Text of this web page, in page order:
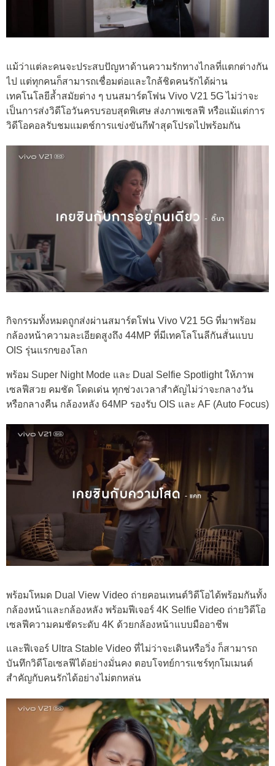
แม้ว่าแต่ละคนจะประสบปัญหาด้านความรักทางไกลที่แตกต่างกัน
ไป แต่ทุกคนก็สามารถเชื่อมต่อและใกล้ชิดคนรักได้ผ่าน
เทคโนโลยีล้ำสมัยต่าง ๆ บนสมาร์ตโฟน Vivo V21 5G ไม่ว่าจะ
เป็นการส่งวิดีโอวันครบรอบสุดพิเศษ ส่งภาพเซลฟี หรือแม้แต่การ
วิดีโอคอลรับชมแมตช์การแข่งขันกีฬาสุดโปรดไปพร้อมกัน
กิจกรรมทั้งหมดถูกส่งผ่านสมาร์ตโฟน Vivo V21 5G ที่มาพร้อม
กล้องหน้าความละเอียดสูงถึง 44MP ที่มีเทคโลโนลีกันสั่นแบบ
OIS รุ่นแรกของโลก
พร้อม Super Night Mode และ Dual Selfie Spotlight ให้ภาพ
เซลฟีสวย คมชัด โดดเด่น ทุกช่วงเวลาสำคัญไม่ว่าจะกลางวัน
หรือกลางคืน กล้องหลัง 64MP รองรับ OIS และ AF (Auto Focus)
พร้อมโหมด Dual View Video ถ่ายคอนเทนต์วิดีโอได้พร้อมกันทั้ง
กล้องหน้าและกล้องหลัง พร้อมฟีเจอร์ 4K Selfie Video ถ่ายวิดีโอ
เซลฟีความคมชัดระดับ 4K ด้วยกล้องหน้าแบบมืออาชีพ
และฟีเจอร์ Ultra Stable Video ที่ไม่ว่าจะเดินหรือวิ่ง ก็สามารถ
บันทึกวิดีโอเซลฟีได้อย่างมั่นคง ตอบโจทย์การแชร์ทุกโมเมนต์
สำคัญกับคนรักได้อย่างไม่ตกหล่น